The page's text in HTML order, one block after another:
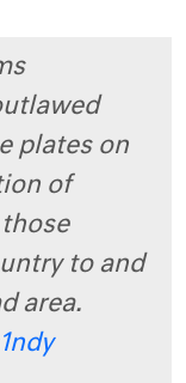
plates on
of
to and
area.